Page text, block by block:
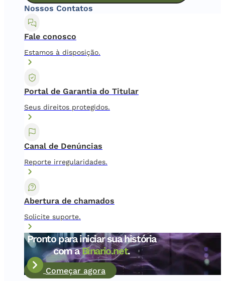
Nossos Contatos
Fale conosco
Estamos à disposição.
Portal de Garantia do Titular
Seus direitos protegidos.
Canal de Denúncias
Reporte irregularidades.
Abertura de chamados
Solicite suporte.
Pronto para iniciar sua história
com aBinario.net.
Começar agora